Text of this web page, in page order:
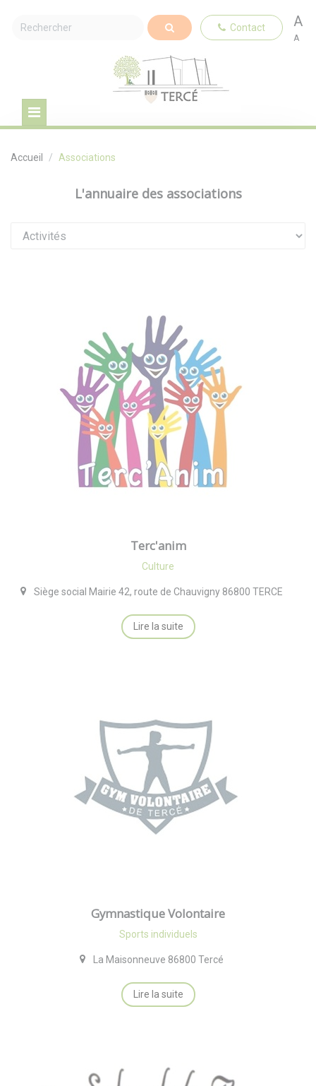
Contact A
A
Accueil Associations
L'annuaire des associations
Terc'anim
Culture
Siège social Mairie 42, route de Chauvigny 86800 TERCE
Lire la suite
Gymnastique Volontaire
Sports individuels
La Maisonneuve 86800 Tercé
Lire la suite